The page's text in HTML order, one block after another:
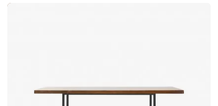
Hierdoor krijgt elke tafel een unieke uitstraling. Stabiel
Het mangohouten blad heeft een prachtig visgraatpatroon.